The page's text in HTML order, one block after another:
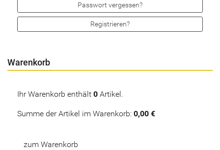
Passwort vergessen?
Registrieren?
Warenkorb
Ihr Warenkorb enthält 0 Artikel.
Summe der Artikel im Warenkorb: 0,00 €
zum Warenkorb